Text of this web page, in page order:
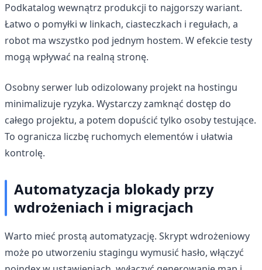
Podkatalog wewnątrz produkcji to najgorszy wariant.
Łatwo o pomyłki w linkach, ciasteczkach i regułach, a
robot ma wszystko pod jednym hostem. W efekcie testy
mogą wpływać na realną stronę.
Osobny serwer lub odizolowany projekt na hostingu
minimalizuje ryzyka. Wystarczy zamknąć dostęp do
całego projektu, a potem dopuścić tylko osoby testujące.
To ogranicza liczbę ruchomych elementów i ułatwia
kontrolę.
Automatyzacja blokady przy
wdrożeniach i migracjach
Warto mieć prostą automatyzację. Skrypt wdrożeniowy
może po utworzeniu stagingu wymusić hasło, włączyć